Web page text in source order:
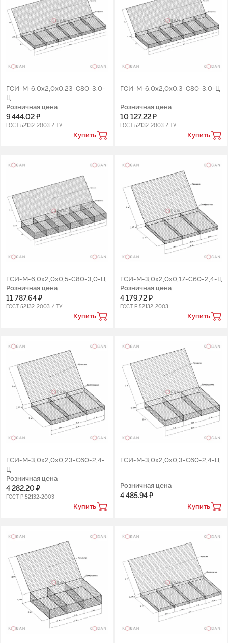
ГСИ-М-6,0х2,0х0,23-С80-3,0-
Ц
Розничная цена
9 444.02 ₽
ГОСТ 52132-2003 / ТУ
Купить
ГСИ-М-6,0х2,0х0,3-С80-3,0-Ц
Розничная цена
10 127.22 ₽
ГОСТ 52132-2003 / ТУ
Купить
ГСИ-М-6,0х2,0х0,5-С80-3,0-Ц
Розничная цена
11 787.64 ₽
ГОСТ 52132-2003 / ТУ
Купить
ГCИ-М-3,0х2,0х0,17-С60-2,4-Ц
Розничная цена
4 179.72 ₽
ГОСТ Р 52132-2003
Купить
ГCИ-М-3,0х2,0х0,23-С60-2,4-
Ц
Розничная цена
4 282.20 ₽
ГОСТ Р 52132-2003
Купить
ГCИ-М-3,0х2,0х0,3-С60-2,4-Ц
Розничная цена
4 485.94 ₽
Купить